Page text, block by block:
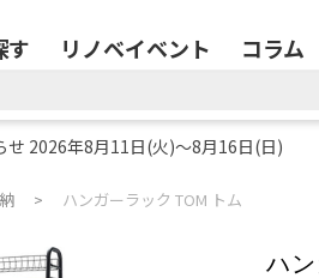
す リノベイベント コラム
せ 2026年8月11日(火)～8月16日(日)
ハンガーラック TOM トム
ハ